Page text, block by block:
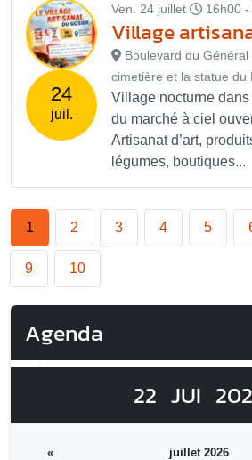
24
juil.
Ven. 24 juillet 16h00
Village
Boulevard du
cimetière et la statue du
Village nocturne
du marché à ciel
Artisanat d’art,
légumes, boutiques...
1 2 3 4 5
9 10
Agenda
22 JUI
« juillet 2026